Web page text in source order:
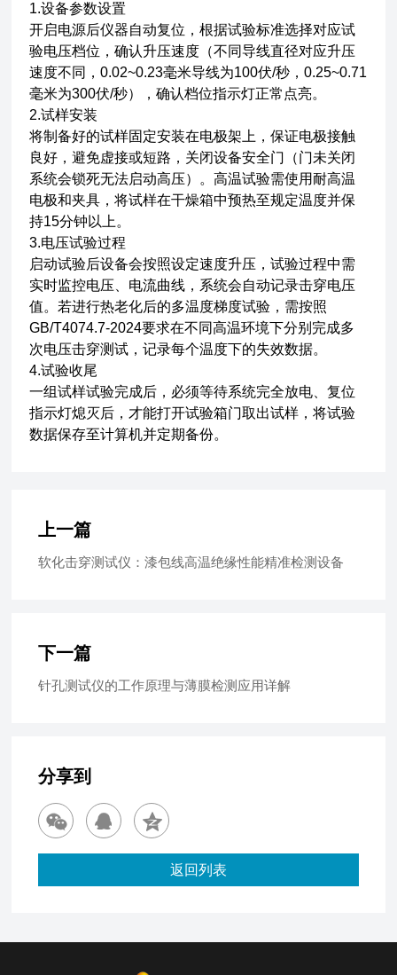
1.设备参数设置
开启电源后仪器自动复位，根据试验标准选择对应试
验电压档位，确认升压速度（不同导线直径对应升压
速度不同，0.02~0.23毫米导线为100伏/秒，0.25~0.71
毫米为300伏/秒），确认档位指示灯正常点亮。
2.试样安装
将制备好的试样固定安装在电极架上，保证电极接触
良好，避免虚接或短路，关闭设备安全门（门未关闭
系统会锁死无法启动高压）。高温试验需使用耐高温
电极和夹具，将试样在干燥箱中预热至规定温度并保
持15分钟以上。
3.电压试验过程
启动试验后设备会按照设定速度升压，试验过程中需
实时监控电压、电流曲线，系统会自动记录击穿电压
值。若进行热老化后的多温度梯度试验，需按照
GB/T4074.7-2024要求在不同高温环境下分别完成多
次电压击穿测试，记录每个温度下的失效数据。
4.试验收尾
一组试样试验完成后，必须等待系统完全放电、复位
指示灯熄灭后，才能打开试验箱门取出试样，将试验
数据保存至计算机并定期备份。
上一篇
软化击穿测试仪：漆包线高温绝缘性能精准检测设备
下一篇
针孔测试仪的工作原理与薄膜检测应用详解
分享到
返回列表